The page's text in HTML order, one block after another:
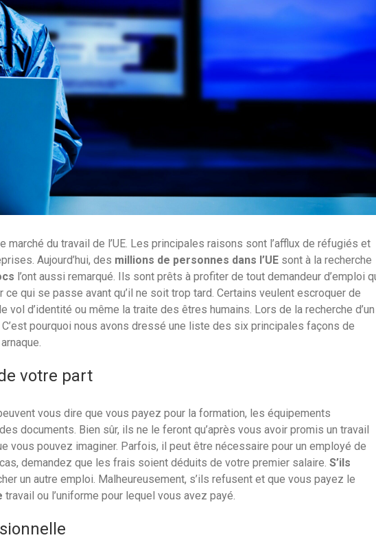
du travail de l’UE. Les principales raisons sont l’afflux de réfugiés et
Aujourd’hui, des millions de personnes dans l’UE sont à la recherche
l’ont aussi remarqué. Ils sont prêts à profiter de tout demandeur d’emploi
qui se passe avant qu’il ne soit trop tard. Certains veulent escroquer de
vol d’identité ou même la traite des êtres humains. Lors de la recherche d’un
pourquoi nous avons dressé une liste des six principales façons de
votre part
vous dire que vous payez pour la formation, les équipements
documents. Bien sûr, ils ne le feront qu’après vous avoir promis un travail
vous pouvez imaginer. Parfois, il peut être nécessaire pour un employé de
demandez que les frais soient déduits de votre premier salaire. S’ils
un autre emploi. Malheureusement, s’ils refusent et que vous payez le
travail ou l’uniforme pour lequel vous avez payé.